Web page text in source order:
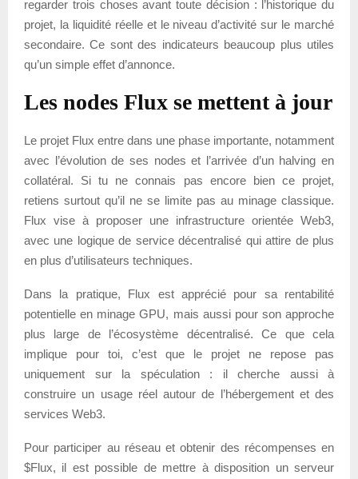
regarder trois choses avant toute décision : l’historique du
projet, la liquidité réelle et le niveau d’activité sur le marché
secondaire. Ce sont des indicateurs beaucoup plus utiles
qu’un simple effet d’annonce.
Les nodes Flux se mettent à jour
Le projet Flux entre dans une phase importante, notamment
avec l’évolution de ses nodes et l’arrivée d’un halving en
collatéral. Si tu ne connais pas encore bien ce projet,
retiens surtout qu’il ne se limite pas au minage classique.
Flux vise à proposer une infrastructure orientée Web3,
avec une logique de service décentralisé qui attire de plus
en plus d’utilisateurs techniques.
Dans la pratique, Flux est apprécié pour sa rentabilité
potentielle en minage GPU, mais aussi pour son approche
plus large de l’écosystème décentralisé. Ce que cela
implique pour toi, c’est que le projet ne repose pas
uniquement sur la spéculation : il cherche aussi à
construire un usage réel autour de l’hébergement et des
services Web3.
Pour participer au réseau et obtenir des récompenses en
$Flux, il est possible de mettre à disposition un serveur